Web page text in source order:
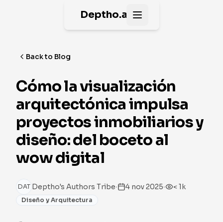
Deptho.ai Open main menu
Back to Blog
Cómo la visualización
arquitectónica impulsa
proyectos inmobiliarios y
diseño: del boceto al
wow digital
DAT Deptho's Authors Tribe· 4 nov 2025· < 1k
Diseño y Arquitectura